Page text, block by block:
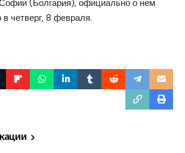
(Болгария), официально о нем
четверг, 8 февраля.